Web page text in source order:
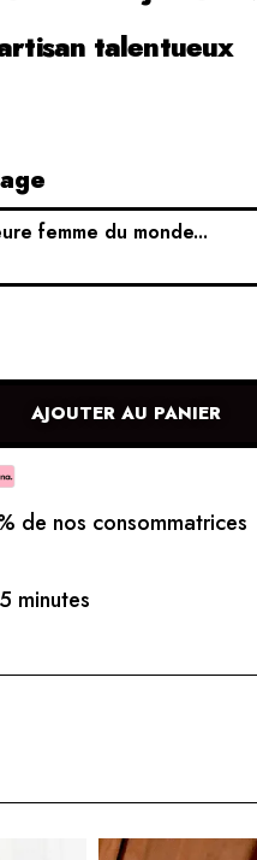
talentueux
AJOUTER AU PANIER
de nos consommatrices
minutes